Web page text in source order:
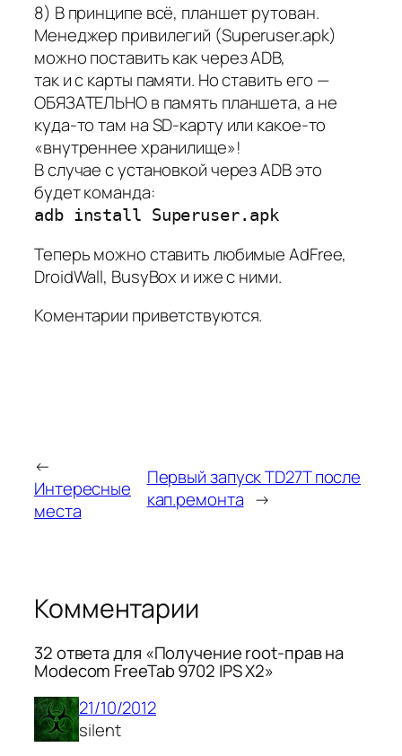
8) В принципе всё, планшет рутован.
Менеджер привилегий (Superuser.apk)
можно поставить как через ADB,
так и с карты памяти. Но ставить его —
ОБЯЗАТЕЛЬНО в память планшета, а не
куда-то там на SD-карту или какое-то
«внутреннее хранилище»!
В случае с установкой через ADB это
будет команда:
adb install Superuser.apk
Теперь можно ставить любимые AdFree,
DroidWall, BusyBox и иже с ними.
Коментарии приветствуются.
←
Интересные
места
Первый запуск TD27T после
кап.ремонта →
Комментарии
32 ответа для «Получение root-прав на
Modecom FreeTab 9702 IPS X2»
21/10/2012
silent